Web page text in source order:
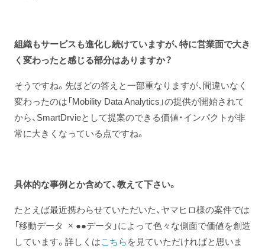
組織もサービスも進化し続けていますが、特に営業面で大き
く変わったと感じる部分はありますか？
そうですね。先ほどの答えと一部重なりますが、間違いなく
変わったのは「Mobility Data Analytics」の提供が開始されて
から、SmartDrvieとして提案のできる価値・インパクトが非
常に大きくなっている点ですね。
具体的な事例とか含めて、教えて下さい。
たとえば最近携わらせていただいた、ヤマヒロ様の案件では
「移動データ × ●●データ」によって色々な側面で価値を創造
しています。詳しくはこちら を見ていただければと思いま